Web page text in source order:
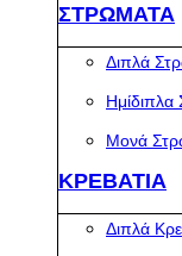
ΣΤΡΩΜΑΤΑ
Διπλά
Μονά
ΚΡΕΒΑΤΙΑ
Διπλά